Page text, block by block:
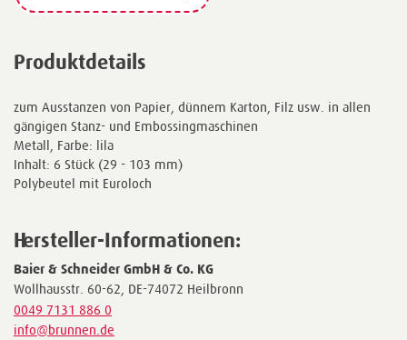
Produktdetails
zum Ausstanzen von Papier, dünnem Karton, Filz usw. in allen
gängigen Stanz- und Embossingmaschinen
Metall, Farbe: lila
Inhalt: 6 Stück (29 - 103 mm)
Polybeutel mit Euroloch
Hersteller-Informationen:
Baier & Schneider GmbH & Co. KG
Wollhausstr. 60-62, DE-74072 Heilbronn
0049 7131 886 0
info@brunnen.de